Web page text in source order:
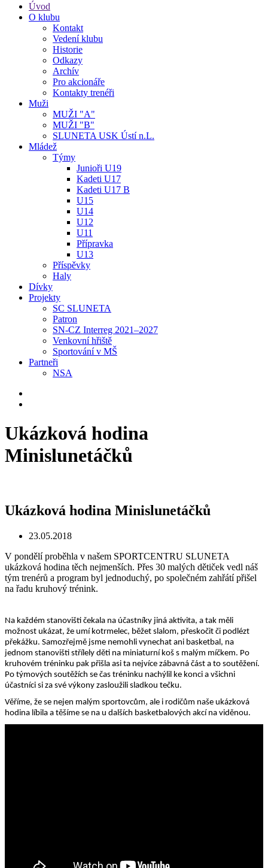
Úvod
O klubu
Kontakt
Vedení klubu
Historie
Odkazy
Archív
Pro akcionáře
Kontakty trenéři
Muži
MUŽI "A"
MUŽI "B"
SLUNETA USK Ústí n.L.
Mládež
Týmy
Junioři U19
Kadeti U17
Kadeti U17 B
U15
U14
U12
U11
Přípravka
U13
Příspěvky
Haly
Dívky
Projekty
SC SLUNETA
Patron
SN-CZ Interreg 2021–2027
Venkovní hřiště
Sportování v MŠ
Partneři
NSA
Ukázková hodina
Minislunetáčků
Ukázková hodina Minislunetáčků
23.05.2018
V pondělí proběhla v našem SPORTCENTRU SLUNETA
ukázková hodina těch nejmenších. Přes 30 malých dětiček vedl náš
tým trenérů a program byl jednoduchý, po společném zahřátí přišel
na řadu kruhový trénink.
Na každém stanovišti čekala na účastníky jiná aktivita, a tak měli
možnost ukázat, že umí kotrmelec, běžet slalom, přeskočit či podlézt
překážku. Samozřejmě jsme nemohli vynechat ani basketbal, na
jednom stanovišti střílely děti na miniaturní koš s malým míčkem. Po
kruhovém tréninku pak přišla asi ta nejvíce zábavná část a to soutěžení.
Po týmových soutěžích se čas tréninku nachýlil ke konci a všichni
účastníci si za své výkony zasloužili sladkou tečku.
Věříme, že se nejen malým sportovcům, ale i rodičům naše ukázková
hodina líbila a těšíme se na u dalších basketbalových akcí na viděnou.